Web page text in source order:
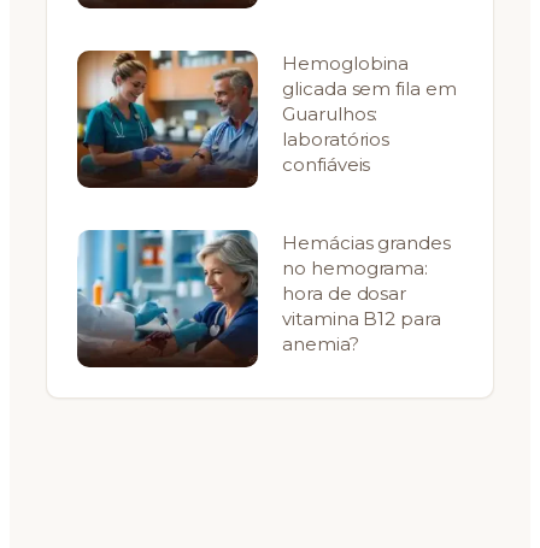
Hemoglobina
glicada sem fila em
Guarulhos:
laboratórios
confiáveis
Hemácias grandes
no hemograma:
hora de dosar
vitamina B12 para
anemia?